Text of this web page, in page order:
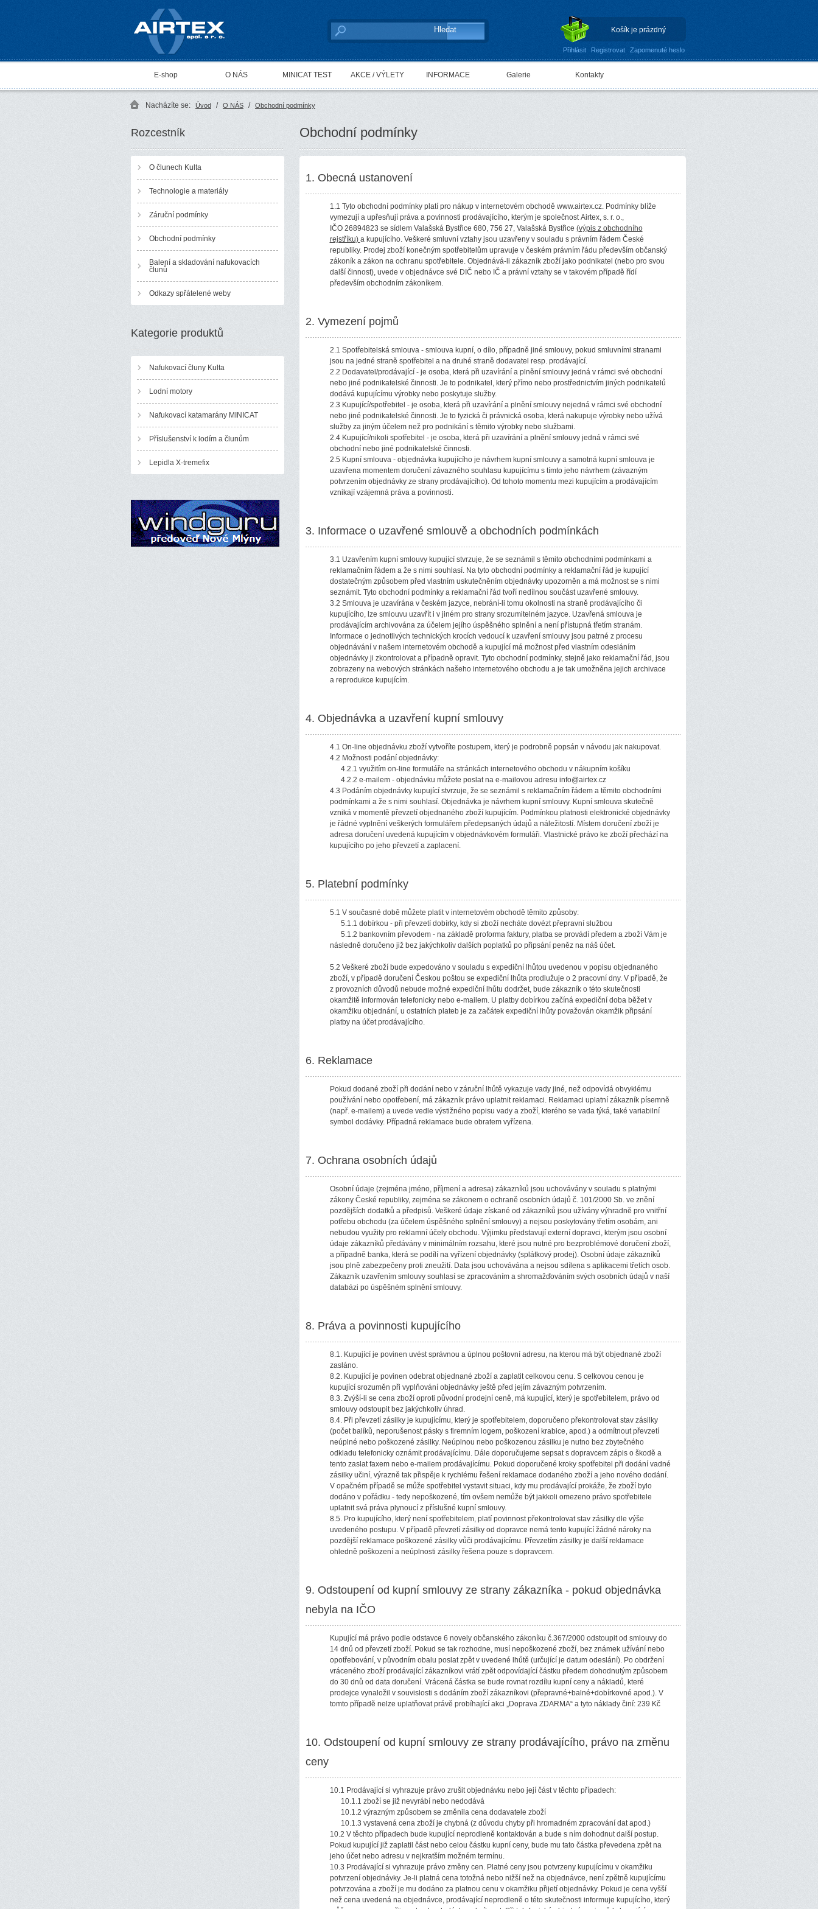
AIRTEX spol. s r. o.
Košík je prázdný
Přihlásit Registrovat Zapomenuté heslo
E-shop O NÁS MINICAT TEST AKCE / VÝLETY INFORMACE Galerie Kontakty
Nacházíte se: Úvod / O NÁS / Obchodní podmínky
Rozcestník
O člunech Kulta
Technologie a materiály
Záruční podmínky
Obchodní podmínky
Balení a skladování nafukovacích
člunů
Odkazy spřátelené weby
Kategorie produktů
Nafukovací čluny Kulta
Lodní motory
Nafukovací katamarány MINICAT
Příslušenství k lodím a člunům
Lepidla X-tremefix
Obchodní podmínky
1. Obecná ustanovení
1.1 Tyto obchodní podmínky platí pro nákup v internetovém obchodě www.airtex.cz. Podmínky blíže
vymezují a upřesňují práva a povinnosti prodávajícího, kterým je společnost Airtex, s. r. o.,
IČO 26894823 se sídlem Valašská Bystřice 680, 756 27, Valašská Bystřice (výpis z obchodního
rejstříku) a kupujícího. Veškeré smluvní vztahy jsou uzavřeny v souladu s právním řádem České
republiky. Prodej zboží konečným spotřebitelům upravuje v českém právním řádu především občanský
zákoník a zákon na ochranu spotřebitele. Objednává-li zákazník zboží jako podnikatel (nebo pro svou
další činnost), uvede v objednávce své DIČ nebo IČ a právní vztahy se v takovém případě řídí
především obchodním zákoníkem.
2. Vymezení pojmů
2.1 Spotřebitelská smlouva - smlouva kupní, o dílo, případně jiné smlouvy, pokud smluvními stranami
jsou na jedné straně spotřebitel a na druhé straně dodavatel resp. prodávající.
2.2 Dodavatel/prodávající - je osoba, která při uzavírání a plnění smlouvy jedná v rámci své obchodní
nebo jiné podnikatelské činnosti. Je to podnikatel, který přímo nebo prostřednictvím jiných podnikatelů
dodává kupujícímu výrobky nebo poskytuje služby.
2.3 Kupující/spotřebitel - je osoba, která při uzavírání a plnění smlouvy nejedná v rámci své obchodní
nebo jiné podnikatelské činnosti. Je to fyzická či právnická osoba, která nakupuje výrobky nebo užívá
služby za jiným účelem než pro podnikání s těmito výrobky nebo službami.
2.4 Kupující/nikoli spotřebitel - je osoba, která při uzavírání a plnění smlouvy jedná v rámci své
obchodní nebo jiné podnikatelské činnosti.
2.5 Kupní smlouva - objednávka kupujícího je návrhem kupní smlouvy a samotná kupní smlouva je
uzavřena momentem doručení závazného souhlasu kupujícímu s tímto jeho návrhem (závazným
potvrzením objednávky ze strany prodávajícího). Od tohoto momentu mezi kupujícím a prodávajícím
vznikají vzájemná práva a povinnosti.
3. Informace o uzavřené smlouvě a obchodních podmínkách
3.1 Uzavřením kupní smlouvy kupující stvrzuje, že se seznámil s těmito obchodními podmínkami a
reklamačním řádem a že s nimi souhlasí. Na tyto obchodní podmínky a reklamační řád je kupující
dostatečným způsobem před vlastním uskutečněním objednávky upozorněn a má možnost se s nimi
seznámit. Tyto obchodní podmínky a reklamační řád tvoří nedílnou součást uzavřené smlouvy.
3.2 Smlouva je uzavírána v českém jazyce, nebrání-li tomu okolnosti na straně prodávajícího či
kupujícího, lze smlouvu uzavřít i v jiném pro strany srozumitelném jazyce. Uzavřená smlouva je
prodávajícím archivována za účelem jejího úspěšného splnění a není přístupná třetím stranám.
Informace o jednotlivých technických krocích vedoucí k uzavření smlouvy jsou patrné z procesu
objednávání v našem internetovém obchodě a kupující má možnost před vlastním odesláním
objednávky ji zkontrolovat a případně opravit. Tyto obchodní podmínky, stejně jako reklamační řád, jsou
zobrazeny na webových stránkách našeho internetového obchodu a je tak umožněna jejich archivace
a reprodukce kupujícím.
4. Objednávka a uzavření kupní smlouvy
4.1 On-line objednávku zboží vytvoříte postupem, který je podrobně popsán v návodu jak nakupovat.
4.2 Možnosti podání objednávky:
4.2.1 využitím on-line formuláře na stránkách internetového obchodu v nákupním košíku
4.2.2 e-mailem - objednávku můžete poslat na e-mailovou adresu info@airtex.cz
4.3 Podáním objednávky kupující stvrzuje, že se seznámil s reklamačním řádem a těmito obchodními
podmínkami a že s nimi souhlasí. Objednávka je návrhem kupní smlouvy. Kupní smlouva skutečně
vzniká v momentě převzetí objednaného zboží kupujícím. Podmínkou platnosti elektronické objednávky
je řádné vyplnění veškerých formulářem předepsaných údajů a náležitostí. Místem doručení zboží je
adresa doručení uvedená kupujícím v objednávkovém formuláři. Vlastnické právo ke zboží přechází na
kupujícího po jeho převzetí a zaplacení.
5. Platební podmínky
5.1 V současné době můžete platit v internetovém obchodě těmito způsoby:
5.1.1 dobírkou - při převzetí dobírky, kdy si zboží necháte dovézt přepravní službou
5.1.2 bankovním převodem - na základě proforma faktury, platba se provádí předem a zboží Vám je
následně doručeno již bez jakýchkoliv dalších poplatků po připsání peněz na náš účet.
5.2 Veškeré zboží bude expedováno v souladu s expediční lhůtou uvedenou v popisu objednaného
zboží, v případě doručení Českou poštou se expediční lhůta prodlužuje o 2 pracovní dny. V případě, že
z provozních důvodů nebude možné expediční lhůtu dodržet, bude zákazník o této skutečnosti
okamžitě informován telefonicky nebo e-mailem. U platby dobírkou začíná expediční doba běžet v
okamžiku objednání, u ostatních plateb je za začátek expediční lhůty považován okamžik připsání
platby na účet prodávajícího.
6. Reklamace
Pokud dodané zboží při dodání nebo v záruční lhůtě vykazuje vady jiné, než odpovídá obvyklému
používání nebo opotřebení, má zákazník právo uplatnit reklamaci. Reklamaci uplatní zákazník písemně
(např. e-mailem) a uvede vedle výstižného popisu vady a zboží, kterého se vada týká, také variabilní
symbol dodávky. Případná reklamace bude obratem vyřízena.
7. Ochrana osobních údajů
Osobní údaje (zejména jméno, příjmení a adresa) zákazníků jsou uchovávány v souladu s platnými
zákony České republiky, zejména se zákonem o ochraně osobních údajů č. 101/2000 Sb. ve znění
pozdějších dodatků a předpisů. Veškeré údaje získané od zákazníků jsou užívány výhradně pro vnitřní
potřebu obchodu (za účelem úspěšného splnění smlouvy) a nejsou poskytovány třetím osobám, ani
nebudou využity pro reklamní účely obchodu. Výjimku představují externí dopravci, kterým jsou osobní
údaje zákazníků předávány v minimálním rozsahu, které jsou nutné pro bezproblémové doručení zboží,
a případně banka, která se podílí na vyřízení objednávky (splátkový prodej). Osobní údaje zákazníků
jsou plně zabezpečeny proti zneužití. Data jsou uchovávána a nejsou sdílena s aplikacemi třetích osob.
Zákazník uzavřením smlouvy souhlasí se zpracováním a shromažďováním svých osobních údajů v naší
databázi po úspěšném splnění smlouvy.
8. Práva a povinnosti kupujícího
8.1. Kupující je povinen uvést správnou a úplnou poštovní adresu, na kterou má být objednané zboží
zasláno.
8.2. Kupující je povinen odebrat objednané zboží a zaplatit celkovou cenu. S celkovou cenou je
kupující srozuměn při vyplňování objednávky ještě před jejím závazným potvrzením.
8.3. Zvýší-li se cena zboží oproti původní prodejní ceně, má kupující, který je spotřebitelem, právo od
smlouvy odstoupit bez jakýchkoliv úhrad.
8.4. Při převzetí zásilky je kupujícímu, který je spotřebitelem, doporučeno překontrolovat stav zásilky
(počet balíků, neporušenost pásky s firemním logem, poškození krabice, apod.) a odmítnout převzetí
neúplné nebo poškozené zásilky. Neúplnou nebo poškozenou zásilku je nutno bez zbytečného
odkladu telefonicky oznámit prodávajícímu. Dále doporučujeme sepsat s dopravcem zápis o škodě a
tento zaslat faxem nebo e-mailem prodávajícímu. Pokud doporučené kroky spotřebitel při dodání vadné
zásilky učiní, výrazně tak přispěje k rychlému řešení reklamace dodaného zboží a jeho nového dodání.
V opačném případě se může spotřebitel vystavit situaci, kdy mu prodávající prokáže, že zboží bylo
dodáno v pořádku - tedy nepoškozené, tím ovšem nemůže být jakkoli omezeno právo spotřebitele
uplatnit svá práva plynoucí z příslušné kupní smlouvy.
8.5. Pro kupujícího, který není spotřebitelem, platí povinnost překontrolovat stav zásilky dle výše
uvedeného postupu. V případě převzetí zásilky od dopravce nemá tento kupující žádné nároky na
pozdější reklamace poškozené zásilky vůči prodávajícímu. Převzetím zásilky je další reklamace
ohledně poškození a neúplnosti zásilky řešena pouze s dopravcem.
9. Odstoupení od kupní smlouvy ze strany zákazníka - pokud objednávka
nebyla na IČO
Kupující má právo podle odstavce 6 novely občanského zákoníku č.367/2000 odstoupit od smlouvy do
14 dnů od převzetí zboží. Pokud se tak rozhodne, musí nepoškozené zboží, bez známek užívání nebo
opotřebování, v původním obalu poslat zpět v uvedené lhůtě (určující je datum odeslání). Po obdržení
vráceného zboží prodávající zákazníkovi vrátí zpět odpovídající částku předem dohodnutým způsobem
do 30 dnů od data doručení. Vrácená částka se bude rovnat rozdílu kupní ceny a nákladů, které
prodejce vynaložil v souvislosti s dodáním zboží zákazníkovi (přepravné+balné+dobírkovné apod.). V
tomto případě nelze uplatňovat právě probíhající akci „Doprava ZDARMA“ a tyto náklady činí: 239 Kč
10. Odstoupení od kupní smlouvy ze strany prodávajícího, právo na změnu
ceny
10.1 Prodávající si vyhrazuje právo zrušit objednávku nebo její část v těchto případech:
10.1.1 zboží se již nevyrábí nebo nedodává
10.1.2 výrazným způsobem se změnila cena dodavatele zboží
10.1.3 vystavená cena zboží je chybná (z důvodu chyby při hromadném zpracování dat apod.)
10.2 V těchto případech bude kupující neprodleně kontaktován a bude s ním dohodnut další postup.
Pokud kupující již zaplatil část nebo celou částku kupní ceny, bude mu tato částka převedena zpět na
jeho účet nebo adresu v nejkratším možném termínu.
10.3 Prodávající si vyhrazuje právo změny cen. Platné ceny jsou potvrzeny kupujícímu v okamžiku
potvrzení objednávky. Je-li platná cena totožná nebo nižší než na objednávce, není zpětně kupujícímu
potvrzována a zboží je mu dodáno za platnou cenu v okamžiku přijetí objednávky. Pokud je cena vyšší
než cena uvedená na objednávce, prodávající neprodleně o této skutečnosti informuje kupujícího, který